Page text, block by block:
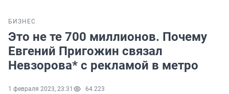
БИЗНЕС
Это не те 700 миллионов. Почему
Евгений Пригожин связал
Невзорова* с рекламой в метро
1 февраля 2023, 23:31 64 223